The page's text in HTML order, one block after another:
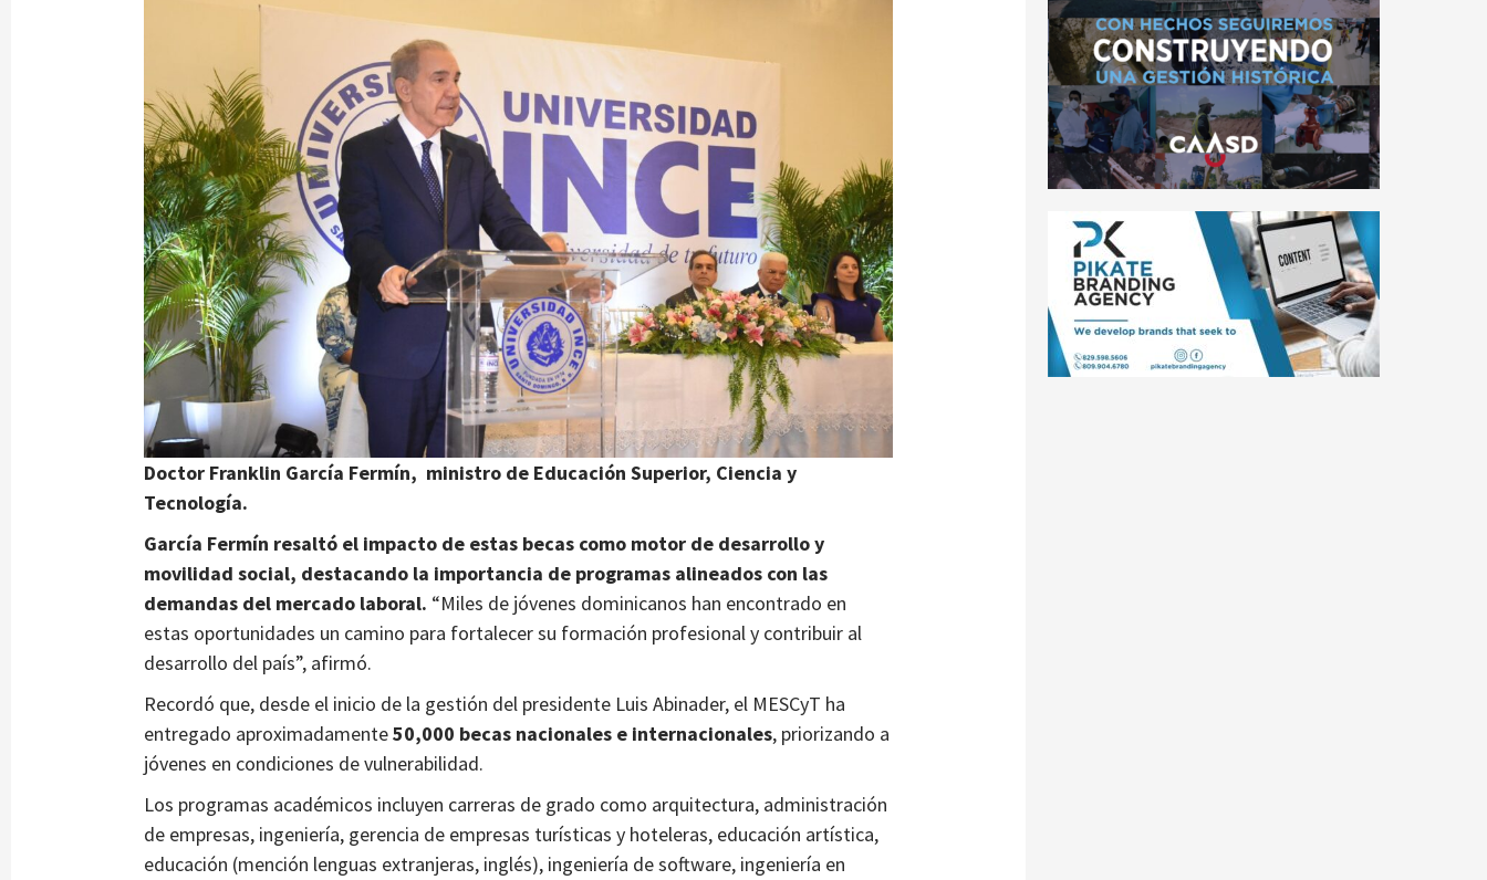
Doctor Franklin García Fermín, ministro de Educación Superior, Ciencia y
Tecnología.
García Fermín resaltó el impacto de estas becas como motor de desarrollo y
movilidad social, destacando la importancia de programas alineados con las
demandas del mercado laboral. “Miles de jóvenes dominicanos han encontrado en
estas oportunidades un camino para fortalecer su formación profesional y contribuir al
desarrollo del país”, afirmó.
Recordó que, desde el inicio de la gestión del presidente Luis Abinader, el MESCyT ha
entregado aproximadamente50,000 becas nacionales e internacionales, priorizando a
jóvenes en condiciones de vulnerabilidad.
Los programas académicos incluyen carreras de grado como arquitectura, administración
de empresas, ingeniería, gerencia de empresas turísticas y hoteleras, educación artística,
educación (mención lenguas extranjeras, inglés), ingeniería de software, ingeniería en